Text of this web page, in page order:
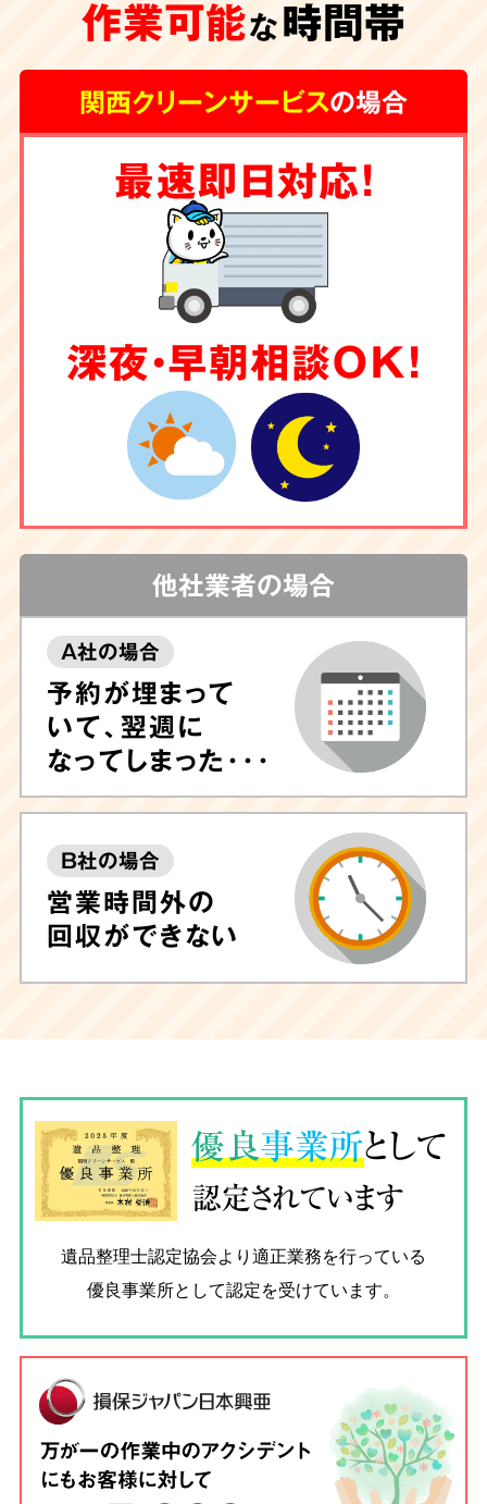
作業可能な時間帯
関西クリーンサービスの場合
最速即日対応！
深夜・早朝相談OK！
他社業者の場合
A社の場合
予約が埋まって
いて、翌週に
なってしまった･･･
B社の場合
営業時間外の
回収ができない
優良事業所として
認定されています
遺品整理士認定協会より適正業務を行っている
優良事業所として認定を受けています。